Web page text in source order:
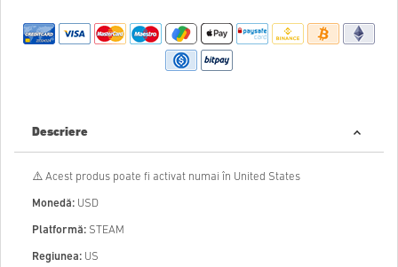
Descriere
⚠️ Acest produs poate fi activat numai în United States
Monedă: USD
Platformă: STEAM
Regiunea: US